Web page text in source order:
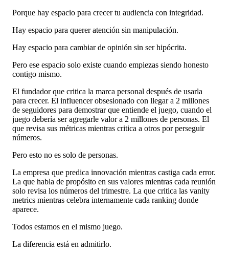
Porque hay espacio para crecer tu audiencia con integridad.
Hay espacio para querer atención sin manipulación.
Hay espacio para cambiar de opinión sin ser hipócrita.
Pero ese espacio solo existe cuando empiezas siendo honesto
contigo mismo.
El fundador que critica la marca personal después de usarla
para crecer. El influencer obsesionado con llegar a 2 millones
de seguidores para demostrar que entiende el juego, cuando el
juego debería ser agregarle valor a 2 millones de personas. El
que revisa sus métricas mientras critica a otros por perseguir
números.
Pero esto no es solo de personas.
La empresa que predica innovación mientras castiga cada error.
La que habla de propósito en sus valores mientras cada reunión
solo revisa los números del trimestre. La que critica las vanity
metrics mientras celebra internamente cada ranking donde
aparece.
Todos estamos en el mismo juego.
La diferencia está en admitirlo.